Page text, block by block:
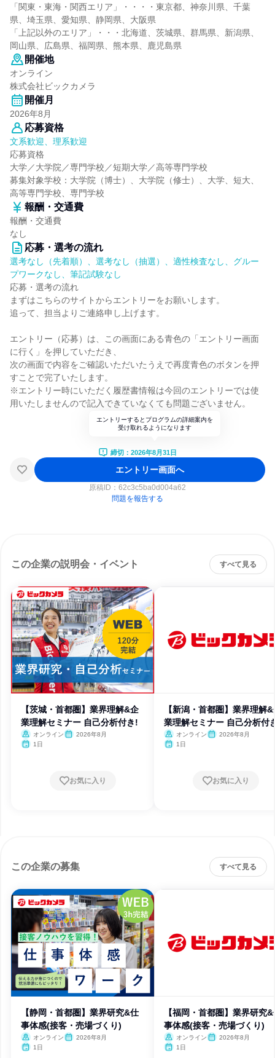
「関東・東海・関西エリア」・・・・東京都、神奈川県、千葉
県、埼玉県、愛知県、静岡県、大阪県
「上記以外のエリア」・・・北海道、茨城県、群馬県、新潟県、
岡山県、広島県、福岡県、熊本県、鹿児島県
開催地
オンライン
株式会社ビックカメラ
開催月
2026年8月
応募資格
文系歓迎、理系歓迎
応募資格
大学／大学院／専門学校／短期大学／高等専門学校
募集対象学校：大学院（博士）、大学院（修士）、大学、短大、
高等専門学校、専門学校
報酬・交通費
報酬・交通費
なし
応募・選考の流れ
選考なし（先着順）、選考なし（抽選）、適性検査なし、グルー
プワークなし、筆記試験なし
応募・選考の流れ
まずはこちらのサイトからエントリーをお願いします。
追って、担当よりご連絡申し上げます。
エントリー（応募）は、この画面にある青色の「エントリー画面
に行く」を押していただき、
次の画面で内容をご確認いただいたうえで再度青色のボタンを押
すことで完了いたします。
※エントリー時にいただく履歴書情報は今回のエントリーでは使
用いたしませんので記入できていなくても問題ございません。
エントリーするとプログラムの詳細案内を
受け取れるようになります
締切：2026年8月31日
エントリー画面へ
原稿ID： 62c3c5ba0d004a62
問題を報告する
この企業の説明会・イベント すべて見る
【茨城・首都圏】業界理解&企
業理解セミナー 自己分析付き!
オンライン
2026年8月
1日
お気に入り
【新潟・首都圏】業界理解
業理解セミナー 自己分析付
オンライン
2026年8月
1日
お気に入り
この企業の募集 すべて見る
【静岡・首都圏】業界研究&仕
事体感(接客・売場づくり)
オンライン
2026年8月
1日
【福岡・首都圏】業界研究
事体感(接客・売場づくり)
オンライン
2026年8月
1日